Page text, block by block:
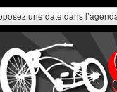
une date dans